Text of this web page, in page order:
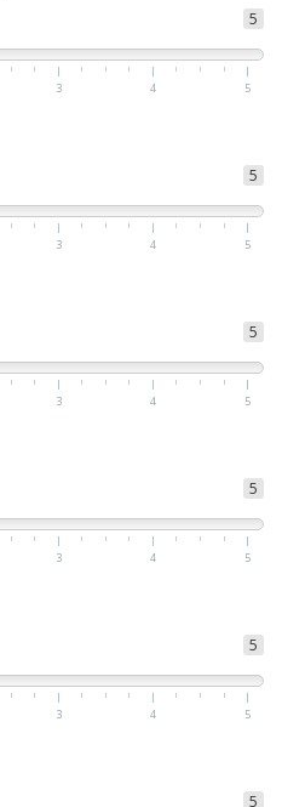
5
3 4 5
5
3 4 5
5
3 4 5
5
3 4 5
5
3 4 5
5